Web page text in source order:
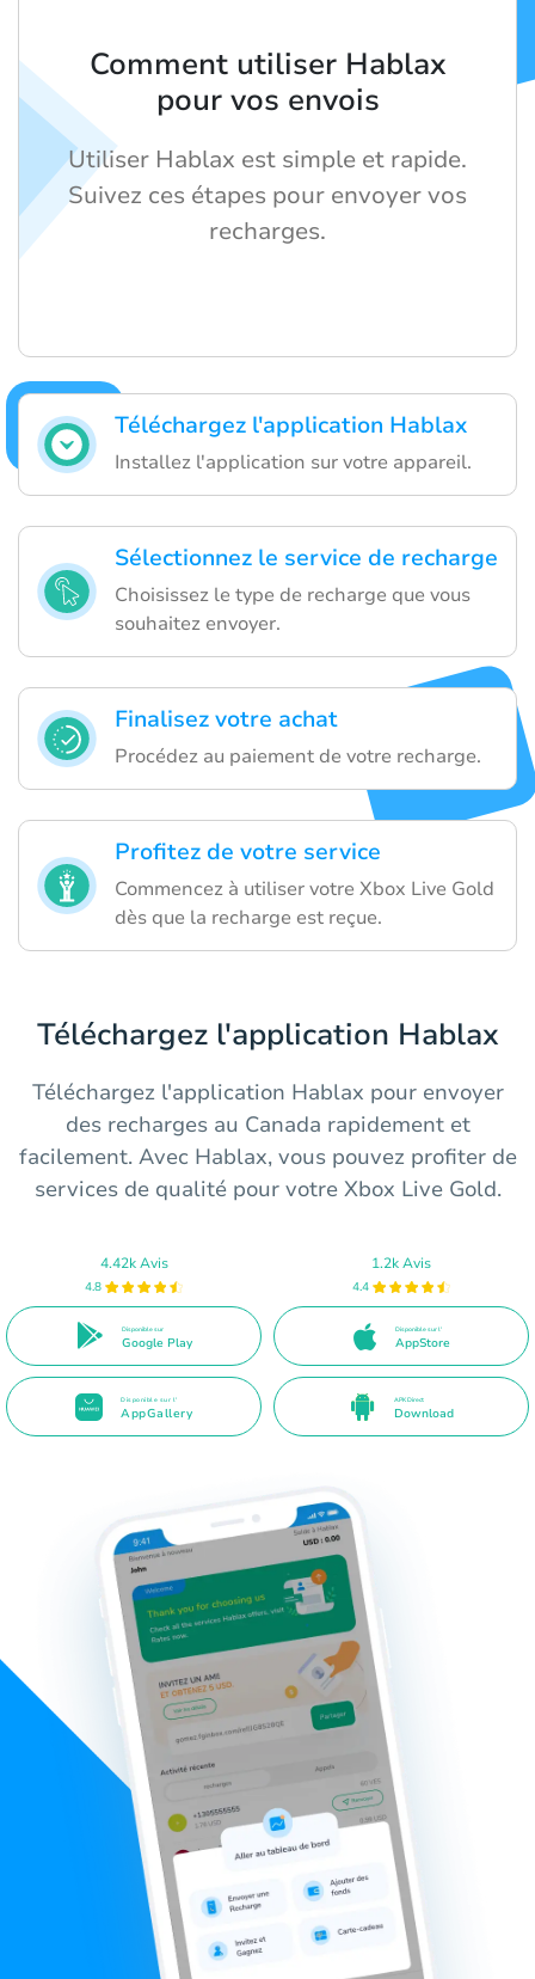
Téléchargez l'application Hablax
Installez l'application sur votre appareil.
Sélectionnez le service de recharge
Choisissez le type de recharge que vous
souhaitez envoyer.
Finalisez votre achat
Procédez au paiement de votre recharge.
Profitez de votre service
Commencez à utiliser votre Xbox Live Gold
dès que la recharge est reçue.
Comment utiliser Hablax
pour vos envois
Utiliser Hablax est simple et rapide.
Suivez ces étapes pour envoyer vos
recharges.
Téléchargez l'application Hablax
Téléchargez l'application Hablax pour envoyer
des recharges au Canada rapidement et
facilement. Avec Hablax, vous pouvez profiter de
services de qualité pour votre Xbox Live Gold.
4.42k Avis
4.8
Disponible sur
Google Play
1.2k Avis
4.4
Disponible sur l'
AppStore
Disponible sur l'
AppGallery
APK Direct
Download